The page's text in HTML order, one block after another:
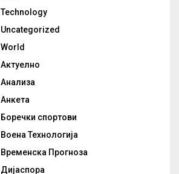
Technology
Uncategorized
World
Актуелно
Анализа
Анкета
Боречки спортови
Воена Технологија
Временска Прогноза
Дијаспора